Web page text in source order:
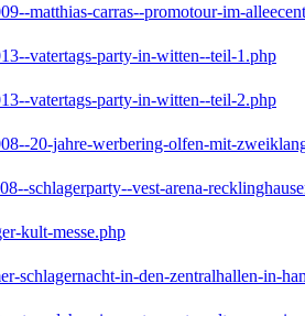
matthias-carras--promotour-im-
vatertags-party-in-witten--teil-1.php
vatertags-party-in-witten--teil-2.php
20-jahre-werbering-olfen-mit-
schlagerparty--vest-arena-
kult-messe.php
schlagernacht-in-den-zentralhallen-in-